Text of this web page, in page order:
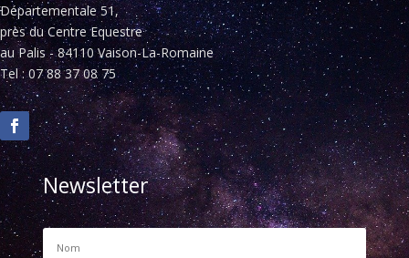
Départementale 51,
près du Centre Equestre
au Palis - 84110 Vaison-La-Romaine
Tel : 07 88 37 08 75
Newsletter